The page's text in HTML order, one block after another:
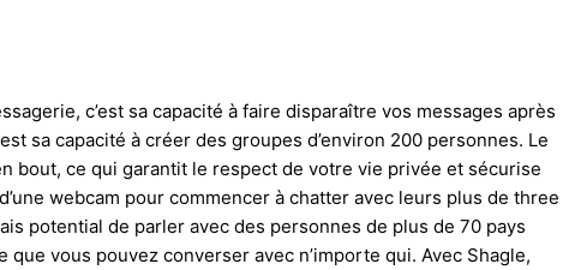
c’est sa capacité à faire disparaître vos messages après
sa capacité à créer des groupes d’environ 200 personnes. Le
bout, ce qui garantit le respect de votre vie privée et sécurise
webcam pour commencer à chatter avec leurs plus de three
potential de parler avec des personnes de plus de 70 pays
vous pouvez converser avec n’importe qui. Avec Shagle,